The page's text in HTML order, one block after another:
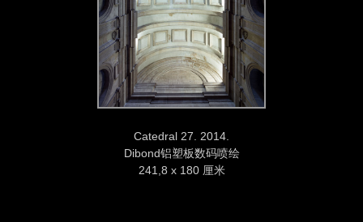
Catedral 27. 2014.
Dibond铝塑板数码喷绘
241,8 x 180 厘米